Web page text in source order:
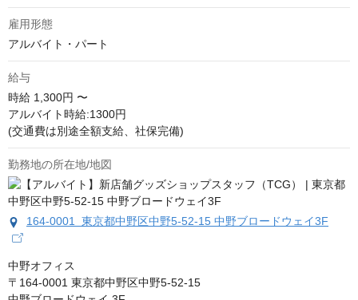
雇用形態
アルバイト・パート
給与
時給 1,300円 〜
アルバイト時給:1300円
(交通費は別途全額支給、社保完備)
勤務地の所在地/地図
164-0001 東京都中野区中野5-52-15 中野ブロードウェイ3F
中野オフィス
〒164-0001 東京都中野区中野5-52-15